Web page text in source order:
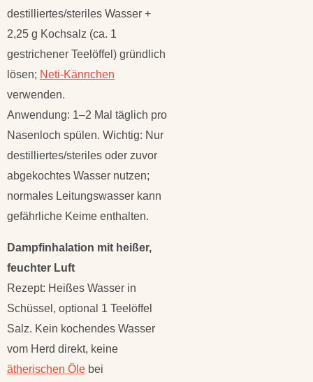
destilliertes/steriles Wasser +
2,25 g Kochsalz (ca. 1
gestrichener Teelöffel) gründlich
lösen; Neti-Kännchen
verwenden.
Anwendung: 1–2 Mal täglich pro
Nasenloch spülen. Wichtig: Nur
destilliertes/steriles oder zuvor
abgekochtes Wasser nutzen;
normales Leitungswasser kann
gefährliche Keime enthalten.
Dampfinhalation mit heißer,
feuchter Luft
Rezept: Heißes Wasser in
Schüssel, optional 1 Teelöffel
Salz. Kein kochendes Wasser
vom Herd direkt, keine
ätherischen Öle bei